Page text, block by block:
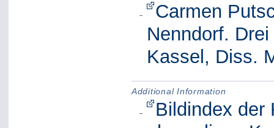
Carmen
Nenndorf.
Kassel, Diss.
Additional Information
Bildindex der